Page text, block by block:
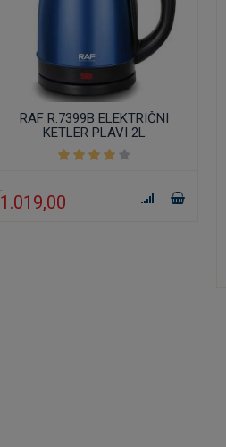
RAF R.7399B ELEKTRIČNI
KETLER PLAVI 2L
1.019,00